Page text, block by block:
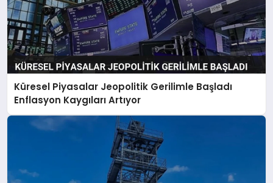
Küresel Piyasalar Jeopolitik Gerilimle Başladı
Enflasyon Kaygıları Artıyor